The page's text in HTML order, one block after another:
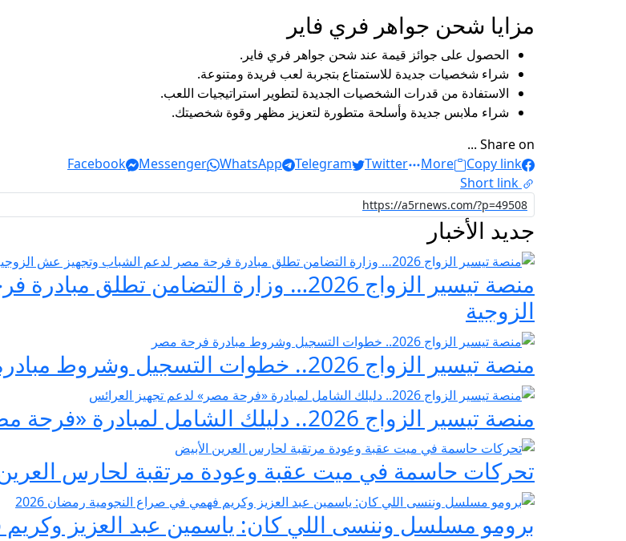
مزايا شحن جواهر فري فاير
الحصول على جوائز قيمة عند شحن جواهر فري فاير.
شراء شخصيات جديدة للاستمتاع بتجربة لعب فريدة ومتنوعة.
الاستفادة من قدرات الشخصيات الجديدة لتطوير استراتيجيات اللعب.
شراء ملابس جديدة وأسلحة متطورة لتعزيز مظهر وقوة شخصيتك.
Share on ...
Facebook
Messenger WhatsApp Telegram Twitter More
Copy link
Short link
جديد الأخبار
منصة تيسير الزواج 2026… وزارة التضامن
الزوجية
منصة تيسير الزواج 2026.. خطوات التسجيل وشروط مبادرة فرحة مصر
منصة تيسير الزواج 2026.. دليلك الشامل لمبادرة «فرحة مصر» لدعم تجهيز العرائس
تحركات حاسمة في ميت عقبة وعودة مرتقبة لحارس
برومو مسلسل وننسى اللي كان: ياسمين عبد العزيز وكريم